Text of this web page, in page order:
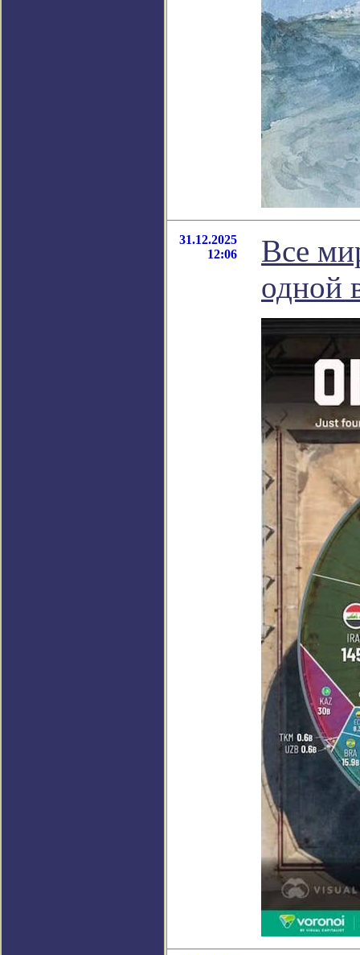
31.12.2025
12:06
Все
одной